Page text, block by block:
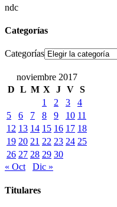
ndc
Categorías
Categorías
noviembre 2017
D L M X J V S
1
2 3
4
5
6 7 8 9 10 11
12 13 14 15 16 17 18
19 20 21 22 23 24 25
26 27 28 29 30
« Oct
Dic »
Titulares